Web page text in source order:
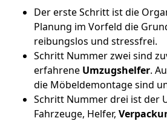
Der erste Schritt ist die
Planung im Vorfeld die
reibungslos und stressfrei.
Schritt Nummer zwei sind
erfahrene Umzugshelfer.
die Möbeldemontage sind
Schritt Nummer drei ist der
Fahrzeuge, Helfer,